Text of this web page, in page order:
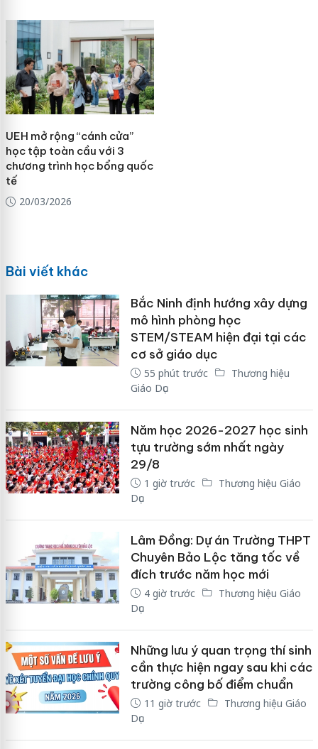
UEH mở rộng “cánh cửa”
học tập toàn cầu với 3
chương trình học bổng quốc
tế
20/03/2026
Bài viết khác
Bắc Ninh định hướng xây dựng
mô hình phòng học
STEM/STEAM hiện đại tại các
cơ sở giáo dục
55 phút trước
Thương hiệu
Giáo Dục
Năm học 2026-2027 học sinh
tựu trường sớm nhất ngày
29/8
1 giờ trước
Thương hiệu Giáo
Dục
Lâm Đồng: Dự án Trường THPT
Chuyên Bảo Lộc tăng tốc về
đích trước năm học mới
4 giờ trước
Thương hiệu Giáo
Dục
Những lưu ý quan trọng thí sinh
cần thực hiện ngay sau khi các
trường công bố điểm chuẩn
11 giờ trước
Thương hiệu Giáo
Dục